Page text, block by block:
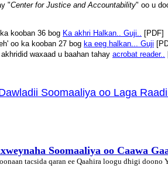
"Center for Justice and Accountability" oo u
kooban 36 bog Ka akhri Halkan.. Guji.. [PDF]
oo ka kooban 27 bog ka eeg halkan... Guji
waxaad u baahan tahay acrobat reader..
Soomaaliya oo Laga
Soomaaliya oo Caawa
tacsida qaran ee Qaahira loogu dhigi doono